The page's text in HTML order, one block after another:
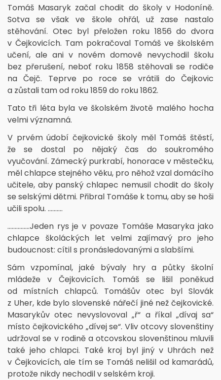
Tomáš Masaryk začal chodit do školy v Hodoníně.
Sotva se však ve škole ohřál, už zase nastalo
stěhování. Otec byl přeložen roku 1856 do dvora
v Čejkovicích. Tam pokračoval Tomáš ve školském
učení, ale ani v novém domově nevychodil školu
bez přerušení, neboť roku 1858 stěhovali se rodiče
na Čejč. Teprve po roce se vrátili do Čejkovic
a zůstali tam od roku 1859 do roku 1862.
Tato tři léta byla ve školském životě malého hocha
velmi významná.
V prvém údobí čejkovické školy měl Tomáš štěstí,
že se dostal po nějaký čas do soukromého
vyučování. Zámecký purkrabí, honorace v městečku,
měl chlapce stejného věku, pro něhož vzal domácího
učitele, aby panský chlapec nemusil chodit do školy
se selskými dětmi. Přibral Tomáše k tomu, aby se hoši
učili spolu. ..........
...............Jeden rys je v povaze Tomáše Masaryka jako
chlapce školáckých let velmi zajímavý pro jeho
budoucnost: cítil s pronásledovanými a slabšími.
Sám vzpomínal, jaké bývaly hry a půtky školní
mládeže v Čejkovicích. Tomáš se lišil poněkud
od místních chlapců. Tomášův otec byl Slovák
z Uher, kde bylo slovenské nářečí jiné než čejkovické.
Masarykův otec nevyslovoval „ř“ a říkal „dívaj sa“
místo čejkovického „dívej se“. Vliv otcovy slovenštiny
udržoval se v rodině a otcovskou slovenštinou mluvili
také jeho chlapci. Také kroj byl jiný v Uhrách než
v Čejkovicích, ale tím se Tomáš nelišil od kamarádů,
protože nikdy nechodil v selském kroji.